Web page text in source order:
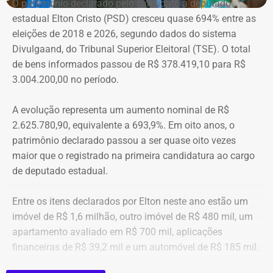
companheiros por violência doméstica.
“Creio que duas coisas ainda impedem as mulheres de
seguirem adiante nesta batalha. A vergonha e o medo.
Porque é necessário ter mais do que coragem para seguir
adiante no enfrentamento à violência doméstica. Pois
primeiro é o temor de continuar viva e estar ao lado do
agressor. E o outro é o que vai acontecer com ela depois
que a denúncia for feita. Afinal, há o receio que alguma
brecha legal permita que o agressor, de alguma forma,
fique impune”, comenta.
Passados oito anos após as agrssões se tornarem
públicas nacionalmente, Cristiane cita qual o principal
item que acredita ser necessário que as autoridades
tenham mais rigor.
O patrimônio declarado pelo candidato a deputado
estadual Elton Cristo (PSD) cresceu quase 694% entre as
eleições de 2018 e 2026, segundo dados do sistema
Divulgaand, do Tribunal Superior Eleitoral (TSE). O total
de bens informados passou de R$ 378.419,10 para R$
3.004.200,00 no período.
A evolução representa um aumento nominal de R$
2.625.780,90, equivalente a 693,9%. Em oito anos, o
patrimônio declarado passou a ser quase oito vezes
maior que o registrado na primeira candidatura ao cargo
de deputado estadual.
Entre os itens declarados por Elton neste ano estão um
imóvel de R$ 1,6 milhão, outro imóvel de R$ 480 mil, um
apartamento avaliado em R$ 700 mil, aplicações
financeiras de R$ 39,2 mil e um automóvel de R$ 185 mil.